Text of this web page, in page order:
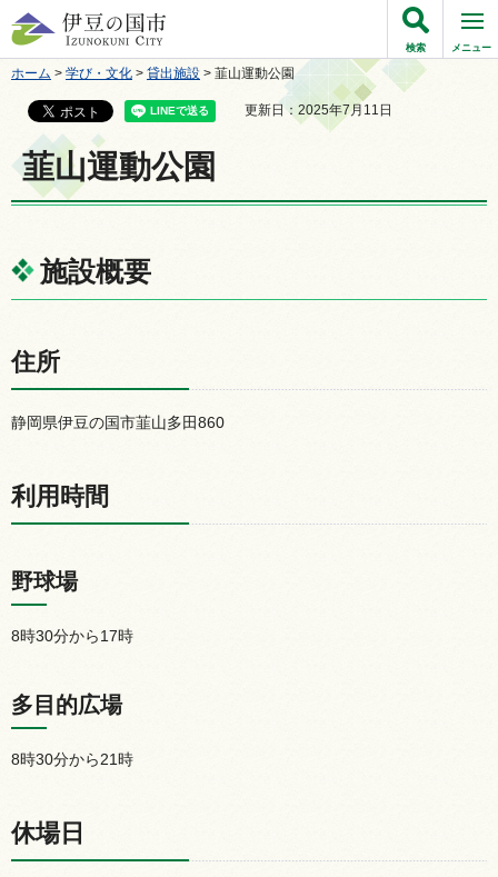
伊豆の国市
検索 メニュー
ホーム > 学び・文化 > 貸出施設 > 韮山運動公園
更新日：2025年7月11日
韮山運動公園
施設概要
住所
静岡県伊豆の国市韮山多田860
利用時間
野球場
8時30分から17時
多目的広場
8時30分から21時
休場日